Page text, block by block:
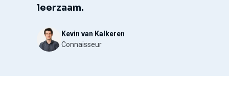
leerzaam.
Kevin van Kalkeren
Connaisseur